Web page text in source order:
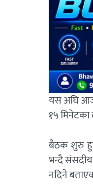
यस अघि आज
१५ मिनेटका
बैठक शुरु
भन्दै
नदिने